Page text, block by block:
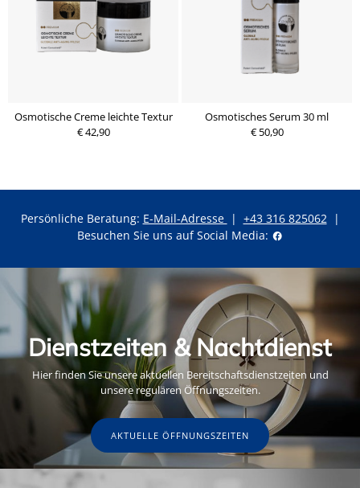
Osmotische Creme leichte Textur
€ 42,90
Osmotisches Serum 30 ml
€ 50,90
Persönliche Beratung: E-Mail-Adresse | +43 316 825062|
Besuchen Sie uns auf Social Media:
Dienstzeiten & Nachtdienst
Hier finden Sie unsere aktuellen Bereitschaftsdienstzeiten und
unsere regulären Öffnungszeiten.
AKTUELLE ÖFFNUNGSZEITEN